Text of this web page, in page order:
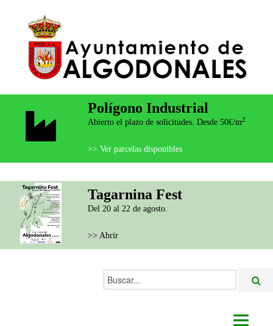
Polígono Industrial
Abierto el plazo de solicitudes. Desde 50€/m2
>> Ver parcelas disponibles
Tagarnina Fest
Del 20 al 22 de agosto.
>> Abrir
Buscar...